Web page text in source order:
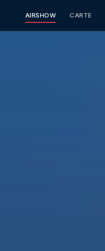
AIRSHOW CARTE